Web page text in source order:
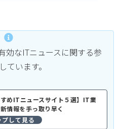
効なITニュースに関する参
います。
すめITニュースサイト５選】IT業
情報を手っ取り早く